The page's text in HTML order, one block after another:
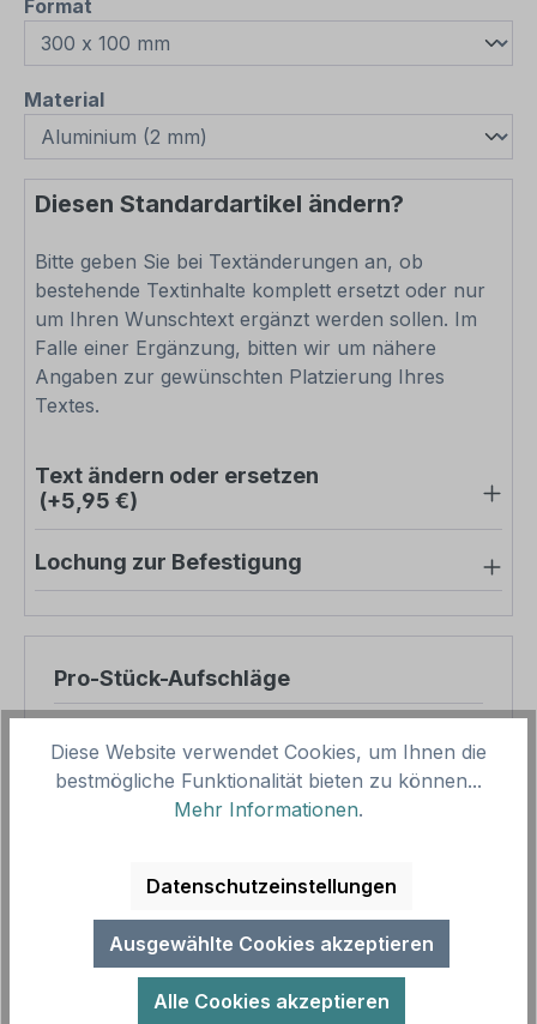
Format
Materialauswählen
Diesen Standardartikel ändern?
Bitte geben Sie bei Textänderungen an, ob
bestehende Textinhalte komplett ersetzt oder nur
um Ihren Wunschtext ergänzt werden sollen. Im
Falle einer Ergänzung, bitten wir um nähere
Angaben zur gewünschten Platzierung Ihres
Textes.
Text ändern oder ersetzen
(+5,95 €)
Lochung zur Befestigung
Pro-Stück-Aufschläge
Zwischensumme
8,45 €
Gesamtpreis
Preise inkl. MwSt. zzgl. Versandkosten
Aufgrund von Neuberechnungen im Warenkorb sind
abweichende Endpreise möglich.
Diese Website verwendet Cookies, um Ihnen die
bestmögliche Funktionalität bieten zu können...
Mehr Informationen.
Datenschutzeinstellungen
Ausgewählte Cookies akzeptieren
Alle Cookies akzeptieren